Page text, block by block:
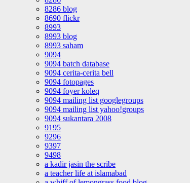
8286 blog
8690 flickr
8993
8993 blog
8993 saham
9094
9094 batch database
9094 cerita-cerita bell
9094 fotopages
9094 foyer koleq
9094 mailing list googlegroups
9094 mailing list yahoo!groups
9094 sukantara 2008
9195
9296
9397
9498
a kadir jasin the scribe
a teacher life at islamabad